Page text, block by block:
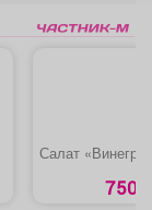
Салат
750